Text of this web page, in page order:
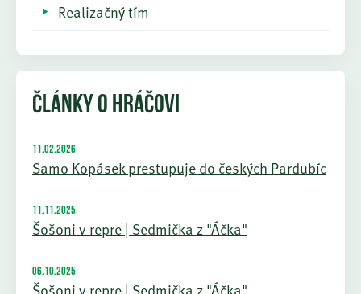
Realizačný tím
ČLÁNKY O HRÁČOVI
11.02.2026
Samo Kopásek prestupuje do českých Pardubíc
11.11.2025
Šošoni v repre | Sedmička z "Áčka"
06.10.2025
Šošoni v repre | Sedmička z "Áčka"